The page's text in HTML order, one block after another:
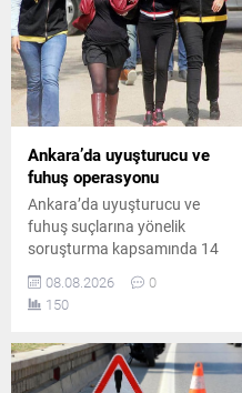
kusurlu kabul etti. Çiftin
boşanmasına karar verildi.
Ankara’da uyuşturucu ve
fuhuş operasyonu
Ankara’da uyuşturucu ve
fuhuş suçlarına yönelik
soruşturma kapsamında 14
kararı verildi. Düzenlenen
operasyonda 8 şüpheli
şüphelilerin yakalanması için
çalışmalar sürüyor.
08.08.2026
0
150